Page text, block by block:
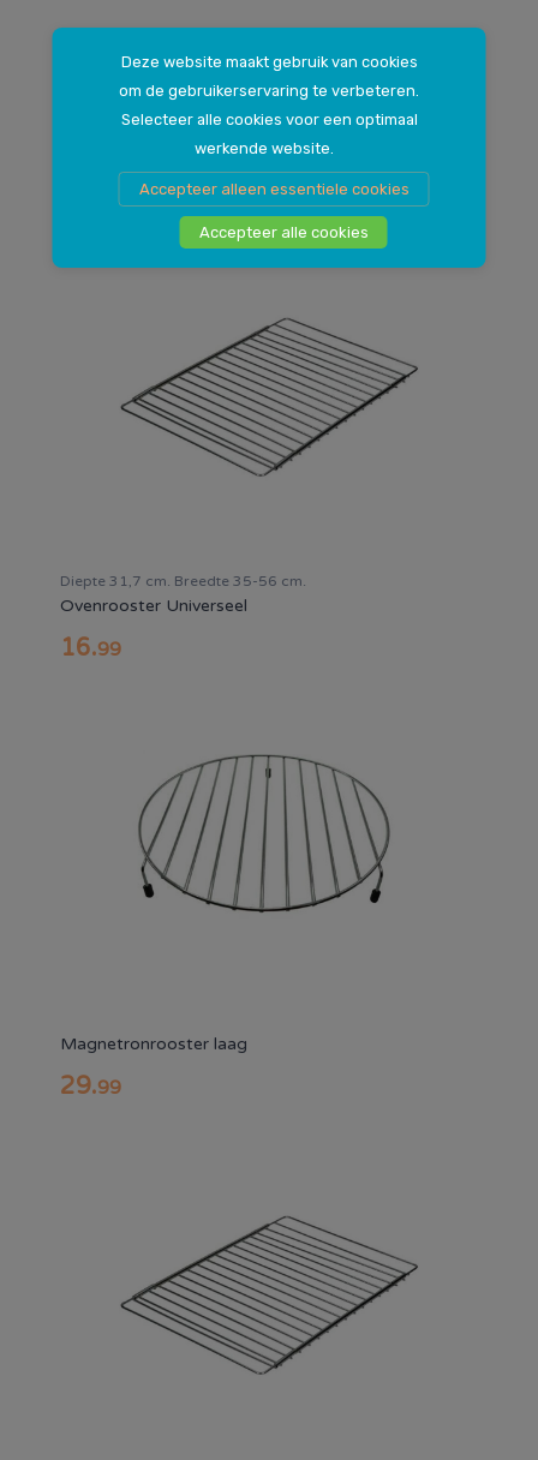
Deze website maakt gebruik van cookies
om de gebruikerservaring te verbeteren.
Selecteer alle cookies voor een optimaal
werkende website.
Accepteer alleen essentiele cookies
Accepteer alle cookies
Verstelbaar ovenrooster, 370mm x 308mm, uitschuifbaar
tot 640 mm
Universeel ovenrooster verstelbaar
Diepte 31,7 cm. Breedte 35-56 cm.
Ovenrooster Universeel
16.99
Magnetronrooster laag
29.99